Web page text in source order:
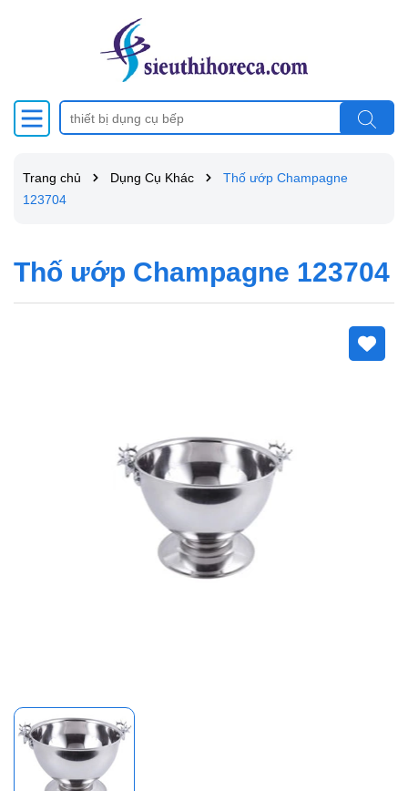
Trang chủ Dụng Cụ Khác
Thố ướp Champagne
123704
Thố ướp Champagne 123704